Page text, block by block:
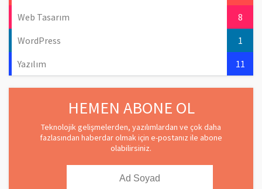
Web Tasarım
8
WordPress
1
Yazılım
11
HEMEN ABONE OL
Teknolojik gelişmelerden, yazılımlardan ve çok daha
fazlasından haberdar olmak için e-postanız ile abone
olabilirsiniz.